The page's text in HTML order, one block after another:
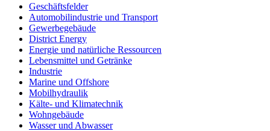
Geschäftsfelder
Automobilindustrie und Transport
Gewerbegebäude
District Energy
Energie und natürliche Ressourcen
Lebensmittel und Getränke
Industrie
Marine und Offshore
Mobilhydraulik
Kälte- und Klimatechnik
Wohngebäude
Wasser und Abwasser